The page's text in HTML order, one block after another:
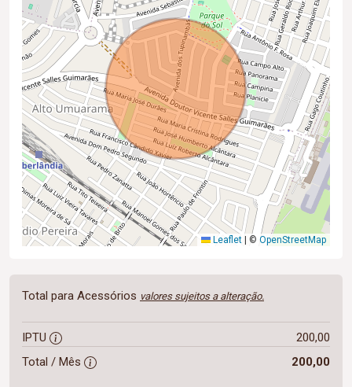
Leaflet © OpenStreetMap
Total para Acessórios valores sujeitos a alteração.
IPTU
200,00
Total / Mês
200,00